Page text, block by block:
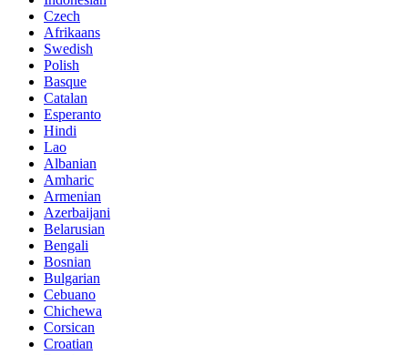
Czech
Afrikaans
Swedish
Polish
Basque
Catalan
Esperanto
Hindi
Lao
Albanian
Amharic
Armenian
Azerbaijani
Belarusian
Bengali
Bosnian
Bulgarian
Cebuano
Chichewa
Corsican
Croatian